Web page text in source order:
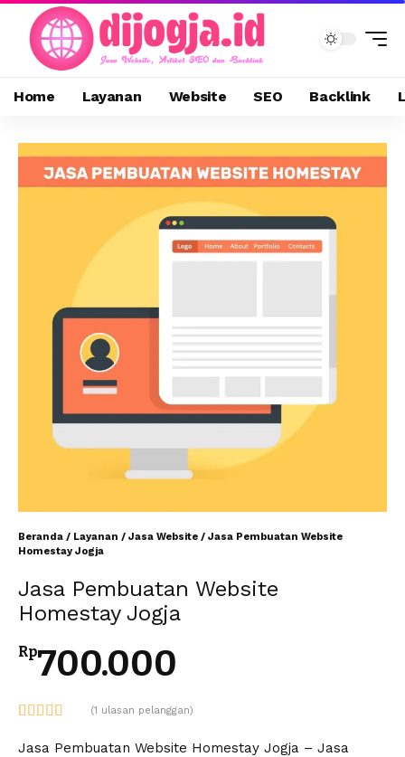
Home Layanan Website SEO Backlink
Beranda / Layanan / Jasa Website / Jasa Pembuatan Website
Homestay Jogja
Jasa Pembuatan Website
Homestay Jogja
Rp700.000
5.00dari 5
(1 ulasan pelanggan)
Jasa Pembuatan Website Homestay Jogja – Jasa